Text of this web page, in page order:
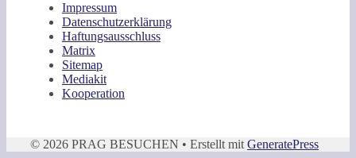
Impressum
Datenschutzerklärung
Haftungsausschluss
Matrix
Sitemap
Mediakit
Kooperation
© 2026 PRAG BESUCHEN • Erstellt mit GeneratePress